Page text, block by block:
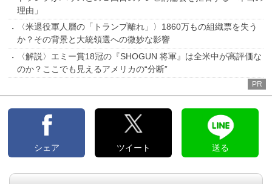
理由」
〈米退役軍人層の「トランプ離れ」〉1860万もの組織票を失う
か？その背景と大統領選への微妙な影響
〈解説〉エミー賞18冠の『SHOGUN 将軍』は全米中が高評価な
のか？ここでも見えるアメリカの“分断”
PR
シェア ツイート 送る